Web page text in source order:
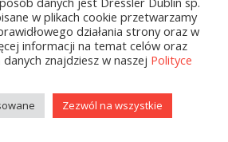
34,99zł
w plikach cookie przetwarzamy
działania strony oraz w
informacji na temat celów oraz
znajdziesz w naszej Polityce
Zezwól na wszystkie